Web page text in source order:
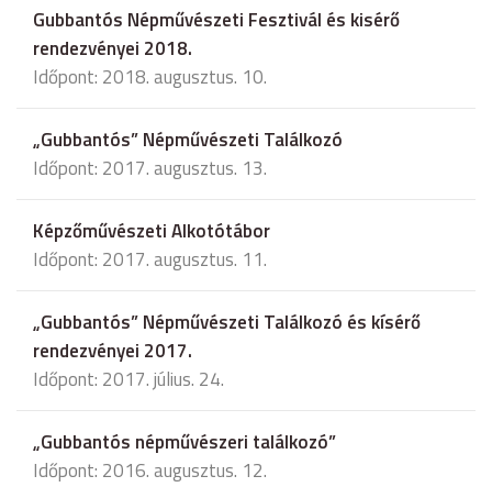
Gubbantós Népművészeti Fesztivál és kisérő
rendezvényei 2018.
Időpont: 2018. augusztus. 10.
„Gubbantós” Népművészeti Találkozó
Időpont: 2017. augusztus. 13.
Képzőművészeti Alkotótábor
Időpont: 2017. augusztus. 11.
„Gubbantós” Népművészeti Találkozó és kísérő
rendezvényei 2017.
Időpont: 2017. július. 24.
„Gubbantós népművészeri találkozó”
Időpont: 2016. augusztus. 12.